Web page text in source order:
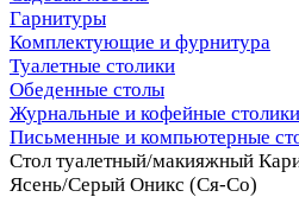
Гарнитуры
Комплектующие и фурнитура
Туалетные столики
Обеденные столы
Журнальные и кофейные столики
Письменные и компьютерные
Стол туалетный/макияжный
Ясень/Серый Оникс (Ся-Со)